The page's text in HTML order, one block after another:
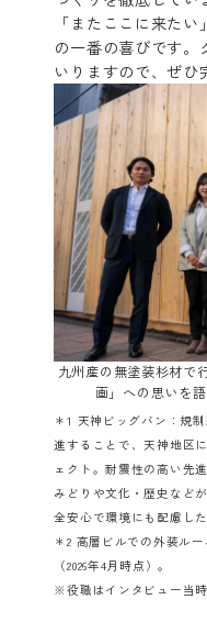
「またここに来た
の一番の喜びです。
いりますので、ぜひ
九州産の無塗装杉材で
画」への思いを
＊1 天神ビッグバン：規
進することで、天神地区
ェクト。耐震性の高い先
みどりや文化・歴史など
全安心で環境にも配慮し
＊2 高層ビルでの外装ル
（2026年4月時点）。
※役職はインタビュー当時